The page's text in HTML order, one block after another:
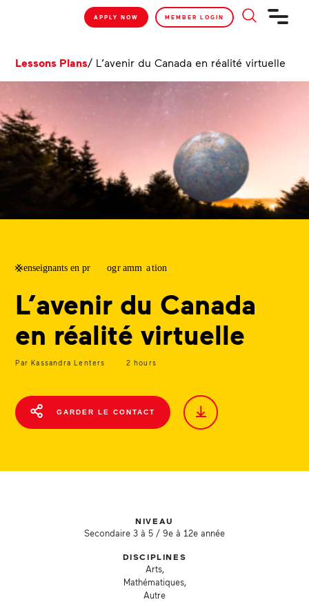
APPLY NOW MEMBER LOGIN
Lessons Plans/ L’avenir du Canada en réalité virtuelle
L’avenir du Canada
en réalité virtuelle
Par Kassandra Lenters 2 hours
GARDER LE CONTACT
NIVEAU
Secondaire 3 à 5 / 9e à 12e année
DISCIPLINES
Arts,
Mathématiques,
Autre